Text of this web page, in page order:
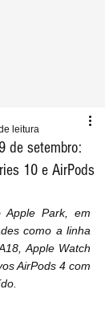
de setembro:
10 e AirPods
leitura
Apple Park, em
como a linha
Apple Watch
AirPods 4 com